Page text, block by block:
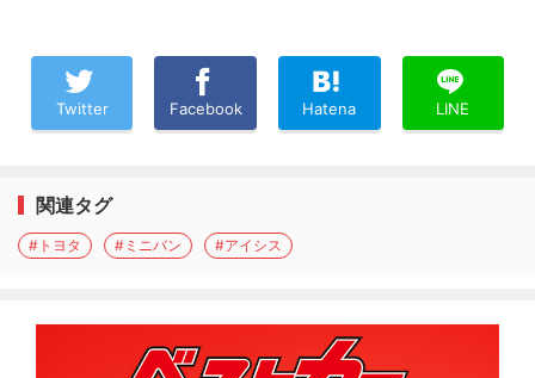
Twitter Facebook Hatena LINE
関連タグ
#トヨタ #ミニバン #アイシス